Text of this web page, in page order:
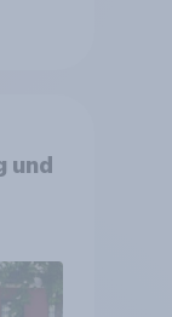
und